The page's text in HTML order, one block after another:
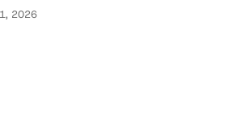
2026